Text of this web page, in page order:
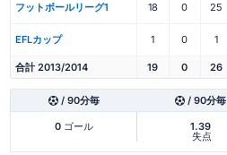
フットボールリーグ1 18 0 25
EFLカップ 1 0 1
合計 2013/2014 19 0 26
/ 90分毎 / 90分毎
0ゴール 1.39
失点